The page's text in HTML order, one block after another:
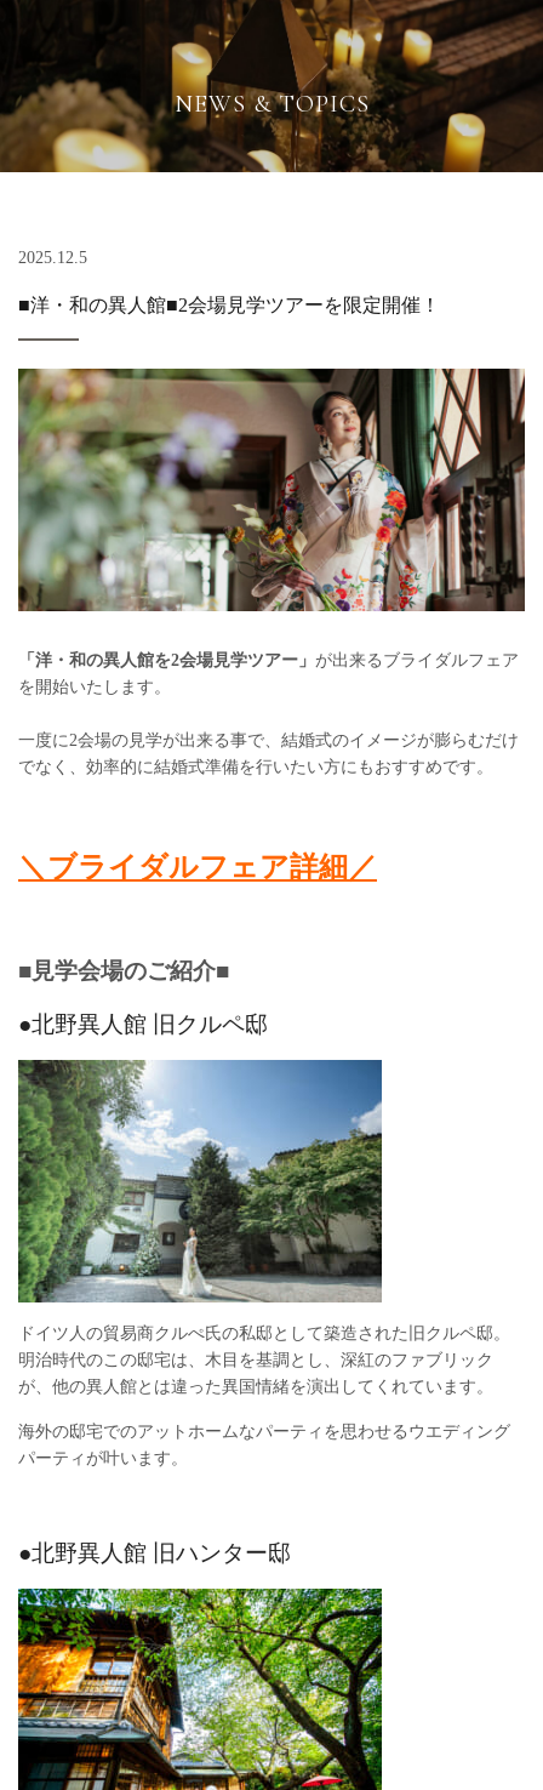
Toggle
navigation
wedding
NEWS & TOPICS
2025.12.5
■洋・和の異人館■2会場見学ツアーを限定開催！
「洋・和の異人館を2会場見学ツアー」 が出来るブライダルフェア
を開始いたします。
一度に2会場の見学が出来る事で、結婚式のイメージが膨らむだけ
でなく、効率的に結婚式準備を行いたい方にもおすすめです。
＼ブライダルフェア詳細／
■見学会場のご紹介■
●北野異人館 旧クルペ邸
ドイツ人の貿易商クルぺ氏の私邸として築造された旧クルペ邸。
明治時代のこの邸宅は、木目を基調とし、深紅のファブリック
が、他の異人館とは違った異国情緒を演出してくれています。
海外の邸宅でのアットホームなパーティを思わせるウエディング
パーティが叶います。
●北野異人館 旧ハンター邸